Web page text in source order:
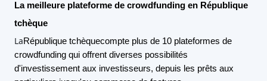
La meilleure plateforme de crowdfunding en République
tchèque
LaRépublique tchèquecompte plus de 10 plateformes de
crowdfunding qui offrent diverses possibilités
d'investissement aux investisseurs, depuis les prêts aux